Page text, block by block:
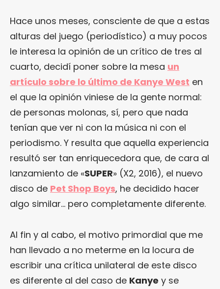
Hace unos meses, consciente de que a estas
alturas del juego (periodístico) a muy pocos
le interesa la opinión de un crítico de tres al
cuarto, decidí poner sobre la mesa un
artículo sobre lo último de Kanye West en
el que la opinión viniese de la gente normal:
de personas molonas, sí, pero que nada
tenían que ver ni con la música ni con el
periodismo. Y resulta que aquella experiencia
resultó ser tan enriquecedora que, de cara al
lanzamiento de «SUPER» (X2, 2016), el nuevo
disco de Pet Shop Boys, he decidido hacer
algo similar… pero completamente diferente.
Al fin y al cabo, el motivo primordial que me
han llevado a no meterme en la locura de
escribir una crítica unilateral de este disco
es diferente al del caso de Kanye y se